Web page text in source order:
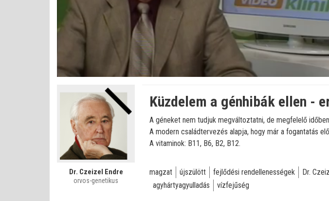
kikapcsolva
Betöltve
0%
0%
Dr. Czeizel Endre
orvos-genetikus
Küzdelem a génhibák ellen -
A géneket nem tudjuk megváltoztatni, de megfelelő
A modern családtervezés alapja, hogy már a fogantatás
A vitaminok: B11, B6, B2, B12.
magzat újszülött fejlődési rendellenességek Dr.
agyhártyagyulladás
vízfejűség